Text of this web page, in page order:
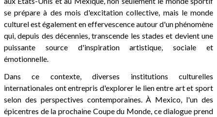
se prépare à des mois d'excitation collective, mais le monde
culturel est également en effervescence autour d'un phénomène
qui, depuis des décennies, transcende les stades et devient une
puissante source d'inspiration artistique, sociale et
émotionnelle.
Dans ce contexte, diverses institutions culturelles
internationales ont entrepris d'explorer le lien entre art et sport
selon des perspectives contemporaines. À Mexico, l'un des
épicentres de la prochaine Coupe du Monde, ce dialogue prend